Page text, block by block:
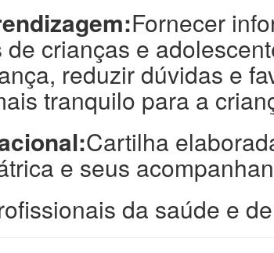
Fornecer
crianças e
reduzir dúvidas e
tranquilo para a
Cartilha
e seus
da saúde e